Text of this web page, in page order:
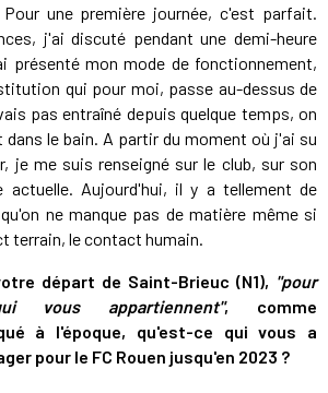
une première journée, c'est parfait.
j'ai discuté pendant une demi-heure
présenté mon mode de fonctionnement,
qui pour moi, passe au-dessus de
pas entraîné depuis quelque temps, on
le bain. A partir du moment où j'ai su
je me suis renseigné sur le club, sur son
actuelle. Aujourd'hui, il y a tellement de
ne manque pas de matière même si
terrain, le contact humain.
départ de Saint-Brieuc (N1), "pour
vous appartiennent", comme
à l'époque, qu'est-ce qui vous a
pour le FC Rouen jusqu'en 2023 ?